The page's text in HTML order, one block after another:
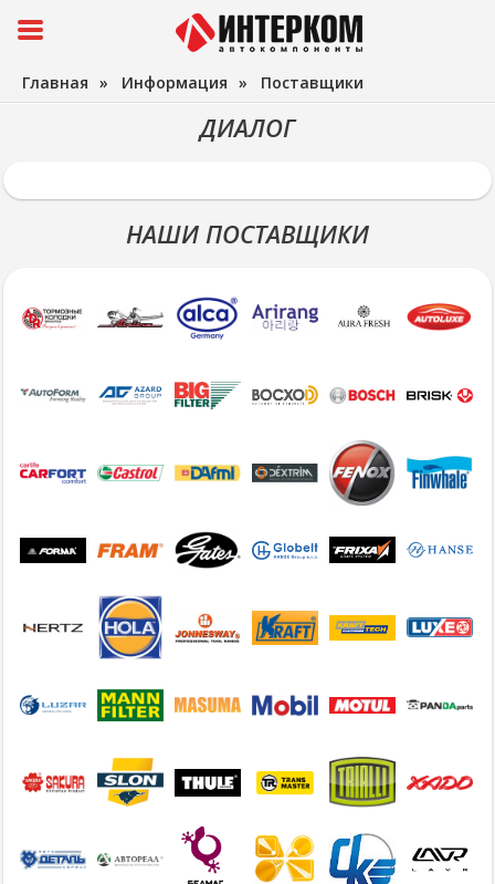
Главная » Информация » Поставщики
ДИАЛОГ
НАШИ ПОСТАВЩИКИ